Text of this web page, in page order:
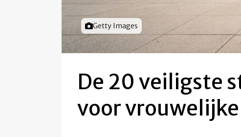
Foto door
Getty Images
De 20 veiligste
voor